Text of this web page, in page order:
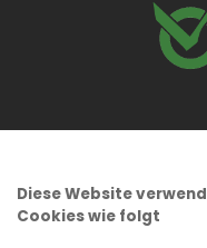
Diese Website
Cookies wie folgt